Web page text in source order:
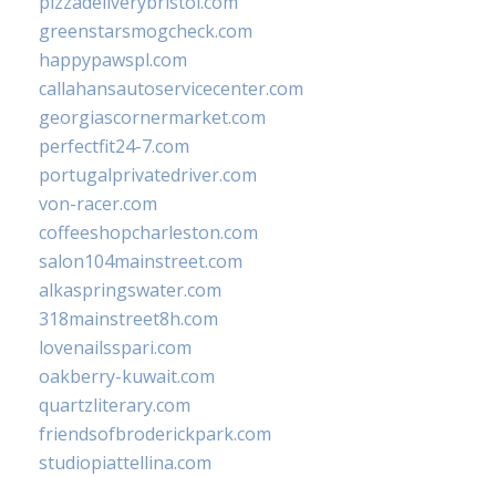
greenstarsmogcheck.com
happypawspl.com
callahansautoservicecenter.com
georgiascornermarket.com
perfectfit24-7.com
portugalprivatedriver.com
von-racer.com
coffeeshopcharleston.com
salon104mainstreet.com
alkaspringswater.com
318mainstreet8h.com
lovenailsspari.com
oakberry-kuwait.com
quartzliterary.com
friendsofbroderickpark.com
studiopiattellina.com